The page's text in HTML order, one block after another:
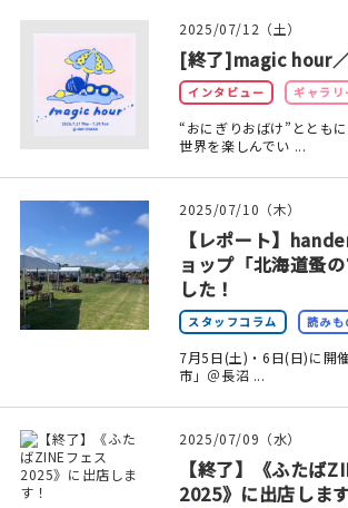
印刷見本
シルクスクリーン
無地素材
紙
文房具
雑貨
JAMグッズ
台湾グッズ
2025/07/12（土）
[終了]magic hour
インタビュー ギャラリ
“おにぎりおばけ”ととも
世界を楽しんでい ...
2025/07/10（木）
【レポート】
ョップ「北海道蚤
した！
スタッフコラム 読みも
7月5日(土)・6日(日)に開
市」＠長沼 ...
2025/07/09（水）
【終了】《ふたば
2025》に出店しま